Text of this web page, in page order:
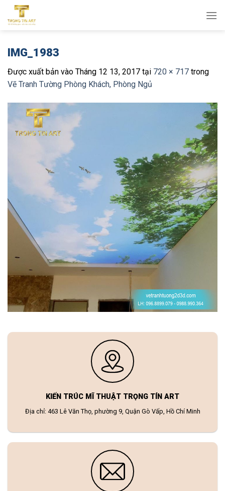
qua
IMG_1983
Được xuất bản vào Tháng 12 13, 2017 tại 720 × 717 trong
Vẽ Tranh Tường Phòng Khách, Phòng Ngủ
KIẾN TRÚC MĨ THUẬT TRỌNG TÍN ART
Địa chỉ: 463 Lê Văn Thọ, phường 9, Quận Gò Vấp, Hồ Chí Minh